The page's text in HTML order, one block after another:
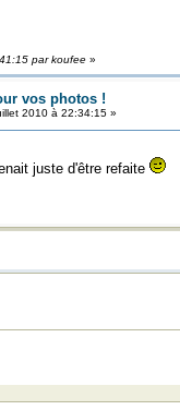
par koufee»
vos photos !
2010 à 22:34:15 »
juste d'être refaite